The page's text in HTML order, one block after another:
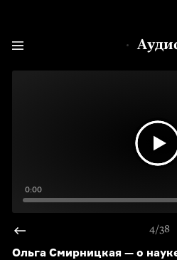
0:00
4/38
Ольга Смирницкая — о